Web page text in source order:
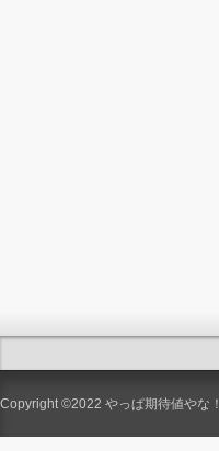
Copyright ©2022 やっぱ期待値やな！